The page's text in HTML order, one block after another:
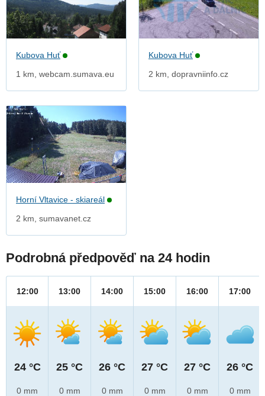
Kubova Huť
1 km, webcam.sumava.eu
Kubova Huť
2 km, dopravniinfo.cz
Horní Vltavice - skiareál
2 km, sumavanet.cz
Podrobná předpověď na 24 hodin
12:00
24 °C
0 mm
13:00
25 °C
0 mm
14:00
26 °C
0 mm
15:00
27 °C
0 mm
16:00
27 °C
0 mm
17:00
26 °C
0 mm